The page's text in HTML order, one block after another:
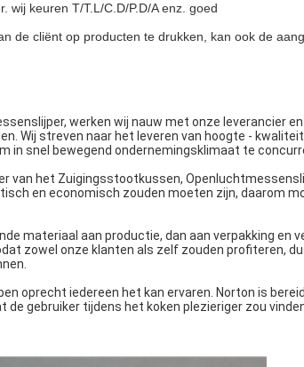
wij keuren T/T.L/C.D/P.D/A enz. goed
de cliënt op producten te drukken, kan ook de
werken wij nauw met onze leverancier
Wij streven naar het leveren van hoogte -
in snel bewegend ondernemingsklimaat te
van het Zuigingsstootkussen,
en economisch zouden moeten zijn, daarom
materiaal aan productie, dan aan verpakking en
zowel onze klanten als zelf zouden profiteren,
oprecht iedereen het kan ervaren. Norton is
gebruiker tijdens het koken plezieriger zou